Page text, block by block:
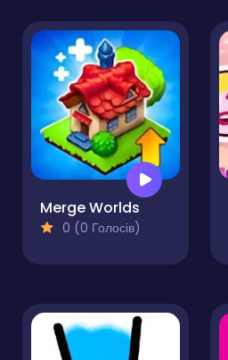
Merge Worlds
0 (0 Голосів)